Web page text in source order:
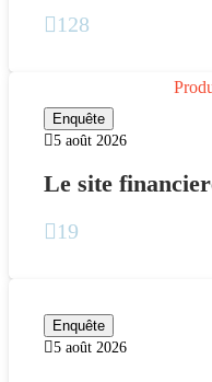
128
Enquête
5 août 2026
Le site
19
Enquête
5 août 2026